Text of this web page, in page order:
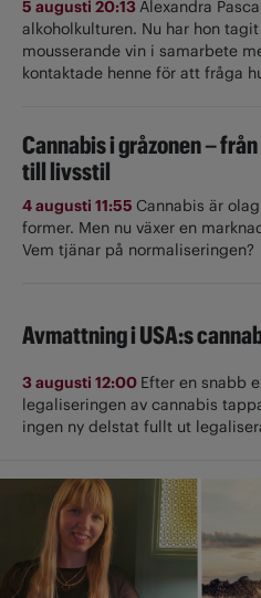
5 augusti 20:13Alexandra
alkoholkulturen. Nu har hon
mousserande vin i samarbete
kontaktade henne för att fråga
Cannabis i gråzonen –
till livsstil
4 augusti 11:55 Cannabis är
former. Men nu växer en
Vem tjänar på normaliseringen?
Avmattning i USA:s
3 augusti 12:00 Efter en snabb
legaliseringen av cannabis
ingen ny delstat fullt ut